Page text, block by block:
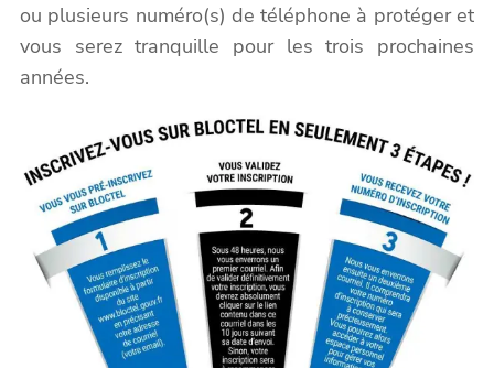
ou plusieurs numéro(s) de téléphone à protéger et
vous serez tranquille pour les trois prochaines
années.